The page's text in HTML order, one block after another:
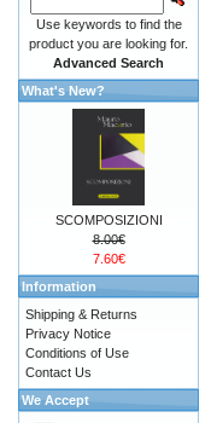
Use keywords to find the
product you are looking for.
Advanced Search
What's New?
SCOMPOSIZIONI
8.00€
7.60€
Information
Shipping & Returns
Privacy Notice
Conditions of Use
Contact Us
We Accept